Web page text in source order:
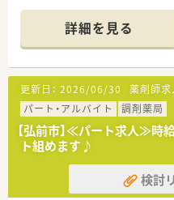
■地域でも元気のある良
ど、薬剤師としての様々
企業が母体です。
詳細を見る
更新日： 2026/06/30 薬剤師求
パート・アルバイト
調剤薬局
【弘前市】≪パート求人≫時
ト組めます♪
検討